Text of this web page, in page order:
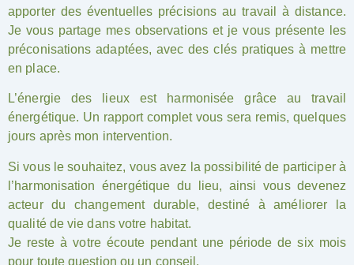
apporter des éventuelles précisions au travail à distance.
Je vous partage mes observations et je vous présente les
préconisations adaptées, avec des clés pratiques à mettre
en place.
L’énergie des lieux est harmonisée grâce au travail
énergétique. Un rapport complet vous sera remis, quelques
jours après mon intervention.
Si vous le souhaitez, vous avez la possibilité de participer à
l’harmonisation énergétique du lieu, ainsi vous devenez
acteur du changement durable, destiné à améliorer la
qualité de vie dans votre habitat.
Je reste à votre écoute pendant une période de six mois
pour toute question ou un conseil.